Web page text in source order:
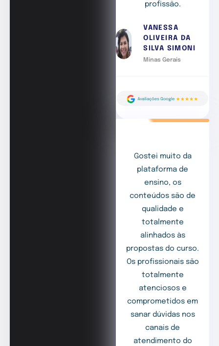
profissão.
VANESSA
OLIVEIRA DA
SILVA SIMONI
Minas Gerais
Gostei muito da
plataforma de
ensino, os
conteúdos são de
qualidade e
totalmente
alinhados às
propostas do curso.
Os profissionais são
totalmente
atenciosos e
comprometidos em
sanar dúvidas nos
canais de
atendimento do